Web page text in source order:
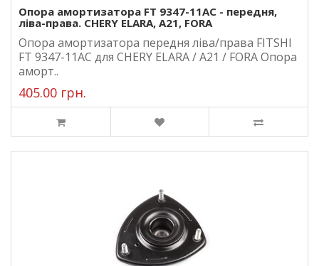
Опора амортизатора FT 9347-11AC - передня,
ліва-права. CHERY ELARA, A21, FORA
Опора амортизатора передня ліва/права FITSHI
FT 9347-11AC для CHERY ELARA / A21 / FORA Опора
аморт..
405.00 грн.